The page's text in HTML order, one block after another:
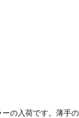
ーの入荷です。薄手